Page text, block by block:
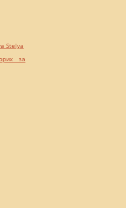
Stelya
за